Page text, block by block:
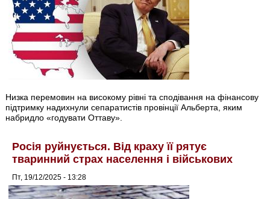
Низка перемовин на високому рівні та сподівання на фінансову
підтримку надихнули сепаратистів провінції Альберта, яким
набридло «годувати Оттаву».
Росія руйнується. Від краху її рятує
тваринний страх населення і військових
Пт, 19/12/2025 - 13:28